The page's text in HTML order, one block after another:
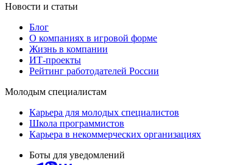
Новости и статьи
Блог
О компаниях в игровой форме
Жизнь в компании
ИТ-проекты
Рейтинг работодателей России
Молодым специалистам
Карьера для молодых специалистов
Школа программистов
Карьера в некоммерческих организациях
Боты для уведомлений